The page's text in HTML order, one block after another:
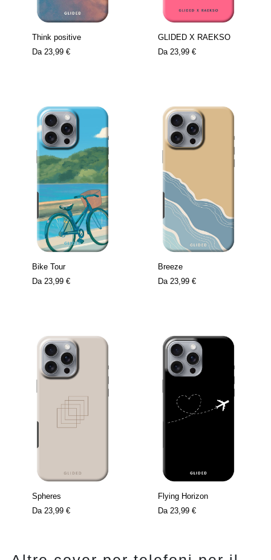
Think positive
Da 23,99 €
GLIDED X RAEKSO
Da 23,99 €
Bike Tour
Da 23,99 €
Breeze
Da 23,99 €
Spheres
Da 23,99 €
Flying Horizon
Da 23,99 €